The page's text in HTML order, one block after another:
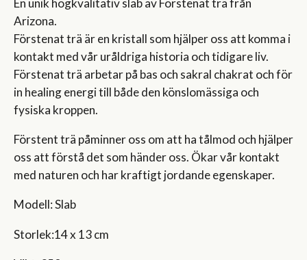
En unik högkvalitativ slab av Förstenat trä från
Arizona.
Förstenat trä är en kristall som hjälper oss att komma i
kontakt med vår uråldriga historia och tidigare liv.
Förstenat trä arbetar på bas och sakral chakrat och för
in healing energi till både den könslomässiga och
fysiska kroppen.
Förstent trä påminner oss om att ha tålmod och hjälper
oss att förstå det som händer oss. Ökar vår kontakt
med naturen och har kraftigt jordande egenskaper.
Modell: Slab
Storlek:14 x 13 cm